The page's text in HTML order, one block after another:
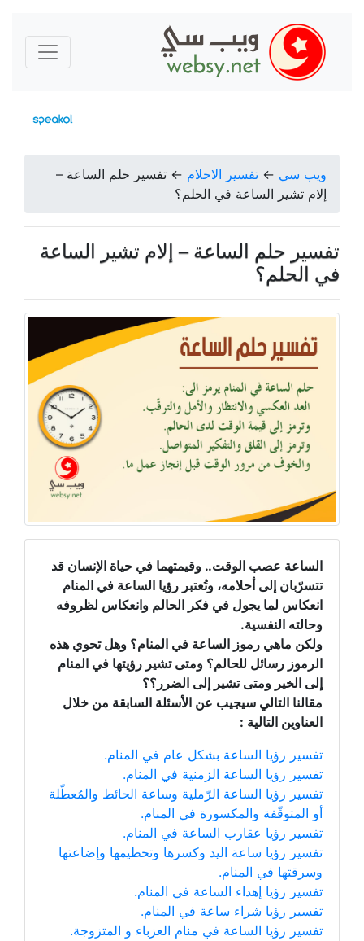
ويب سي ← تفسير الاحلام ← تفسير حلم الساعة –
إلام تشير الساعة في الحلم؟
تفسير حلم الساعة – إلام تشير الساعة
في الحلم؟
الساعة عصب الوقت.. وقيمتهما في حياة الإنسان قد
تتسرّبان إلى أحلامه، وتُعتبر رؤيا الساعة في المنام
انعكاس لما يجول في فكر الحالم وانعكاس لظروفه
وحالته النفسية.
ولكن ماهي رموز الساعة في المنام؟ وهل تحوي هذه
الرموز رسائل للحالم؟ ومتى تشير رؤيتها في المنام
إلى الخير ومتى تشير إلى الضرر؟؟
مقالنا التالي سيجيب عن الأسئلة السابقة من خلال
العناوين التالية :
تفسير رؤيا الساعة بشكل عام في المنام.
تفسير رؤيا الساعة الزمنية في المنام.
تفسير رؤيا الساعة الرّملية وساعة الحائط والمُعطّلة
أو المتوقّفة والمكسورة في المنام.
تفسير رؤيا عقارب الساعة في المنام.
تفسير رؤيا ساعة اليد وكسرها وتحطيمها وإضاعتها
وسرقتها في المنام.
تفسير رؤيا إهداء الساعة في المنام.
تفسير رؤيا شراء ساعة في المنام.
تفسير رؤيا الساعة في منام العزباء و المتزوجة.